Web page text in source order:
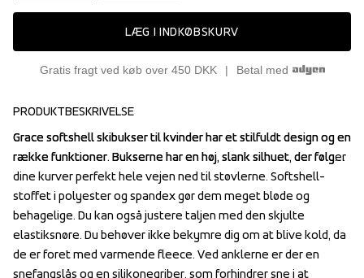
LÆG I INDKØBSKURV
Gratis fragt ved køb over 450 DKK Betal med
PRODUKTBESKRIVELSE
Grace softshell skibukser til kvinder har et stilfuldt design og en
række funktioner. Bukserne har en høj, slank silhuet, der følger
dine kurver perfekt hele vejen ned til støvlerne. Softshell-
stoffet i polyester og spandex gør dem meget bløde og
behagelige. Du kan også justere taljen med den skjulte
elastiksnøre. Du behøver ikke bekymre dig om at blive kold, da
de er foret med varmende fleece. Ved anklerne er der en
snefangslås og en silikonegriber, som forhindrer sne i at
Grace softshell skibukser til kvinder har et stilfuldt design og en
række funktioner. Bukserne har en høj, slank silhuet, der følger
dine kurver perfekt hele vejen ned til støvlerne. Softshell-
stoffet i polyester og spandex gør dem meget bløde og
behagelige. Du kan også justere taljen med den skjulte
elastiksnøre. Du behøver ikke bekymre dig om at blive kold, da
de er foret med varmende fleece. Ved anklerne er der en
snefangslås og en silikonegriber, som forhindrer sne i at